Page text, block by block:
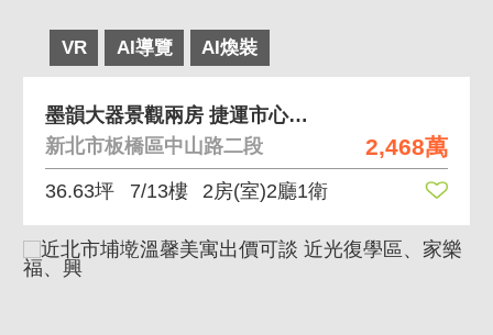
VR AI導覽 AI煥裝
2,468萬
墨韻大器景觀兩房 捷運市心隱奢大面採光精緻裝潢
新北市板橋區中山路二段
36.63坪 7/13樓 2房(室)2廳1衛